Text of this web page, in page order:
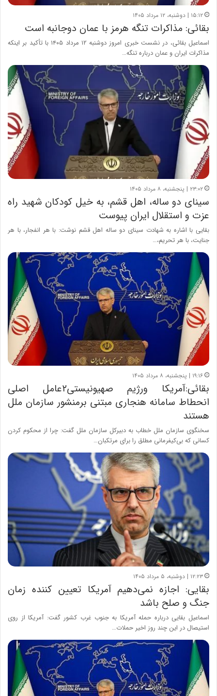
۱۵:۱۲ | دوشنبه، ۱۲ مرداد ۱۴۰۵
بقائی: مذاکرات تنگه هرمز با عمان دوجانبه است
اسماعیل بقائی، در نشست خبری امروز دوشنبه ۱۲ مرداد ۱۴۰۵ با تأکید بر اینکه
مذاکرات ایران و عمان درباره تنگه…
۲۳:۰۲ | پنجشنبه، ۸ مرداد ۱۴۰۵
سینای دو ساله، اهل قشم، به خیل کودکان شهید راه
عزت و استقلال ایران پیوست
بقایی با اشاره به شهادت سینای دو ساله اهل قشم نوشت: با هر انفجار، با هر
جنایت، با هر تحریم،…
۱۹:۱۶ | پنجشنبه، ۸ مرداد ۱۴۰۵
بقائی:آمریکا ورژیم صهیونیستی۲عامل اصلی
انحطاط سامانه هنجاری مبتنی برمنشور سازمان ملل
هستند
سخنگوی سازمان ملل خطاب به دبیرکل سازمان ملل گفت: چرا از محکوم کردن
کسانی که بی‌کیفرمانی مطلق را برای مرتکبان…
۱۲:۲۳ | دوشنبه، ۵ مرداد ۱۴۰۵
بقایی: اجازه نمی‌دهیم آمریکا تعیین کننده زمان
جنگ و صلح باشد
اسماعیل بقایی درباره حمله آمریکا به جنوب غرب کشور گفت: آمریکا از روی
استیصال در این چند روز اخیر حملات…